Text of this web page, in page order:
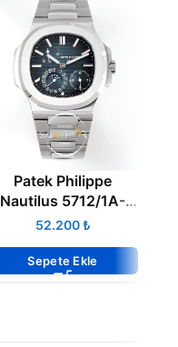
Patek Philippe
Nautilus 5712/1A-
001 Blue PPF V2
₺
Sepete Ekle